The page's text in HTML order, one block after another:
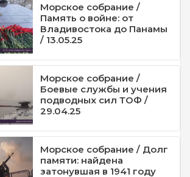
Морское собрание /
Память о войне: от
Владивостока до Панамы
/ 13.05.25
Морское собрание /
Боевые службы и учения
подводных сил ТОФ /
29.04.25
Морское собрание / Долг
памяти: найдена
затонувшая в 1941 году